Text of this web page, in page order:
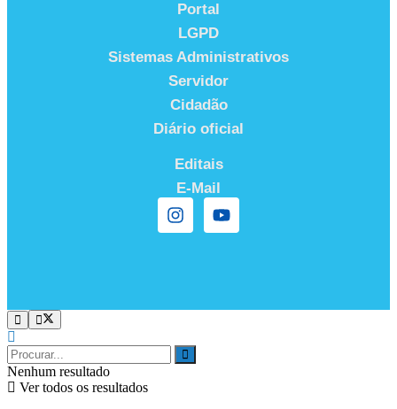
Portal
LGPD
Sistemas Administrativos
Servidor
Cidadão
Diário oficial
Editais
E-Mail
Nenhum resultado
Ver todos os resultados